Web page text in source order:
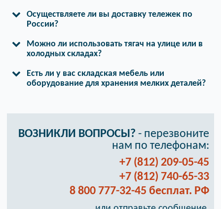
Осуществляете ли вы доставку тележек по
России?
Можно ли использовать тягач на улице или в
холодных складах?
Есть ли у вас складская мебель или
оборудование для хранения мелких деталей?
ВОЗНИКЛИ ВОПРОСЫ? - перезвоните
нам по телефонам:
+7 (812) 209-05-45
+7 (812) 740-65-33
8 800 777-32-45 бесплат. РФ